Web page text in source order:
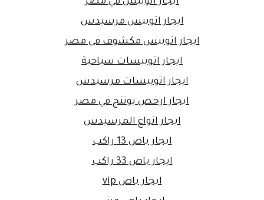
ايجار اتوبيس مرسيدس
ايجار اتوبيس مكشوف فى مصر
ايجار اتوبيسات سياحية
ايجار اتوبيسات مرسيدس
ايجار ارخص يوتنج في مصر
ايجار انواع المرسيدس
ايجار باص 13 راكب
ايجار باص 33 راكب
ايجار باص vip